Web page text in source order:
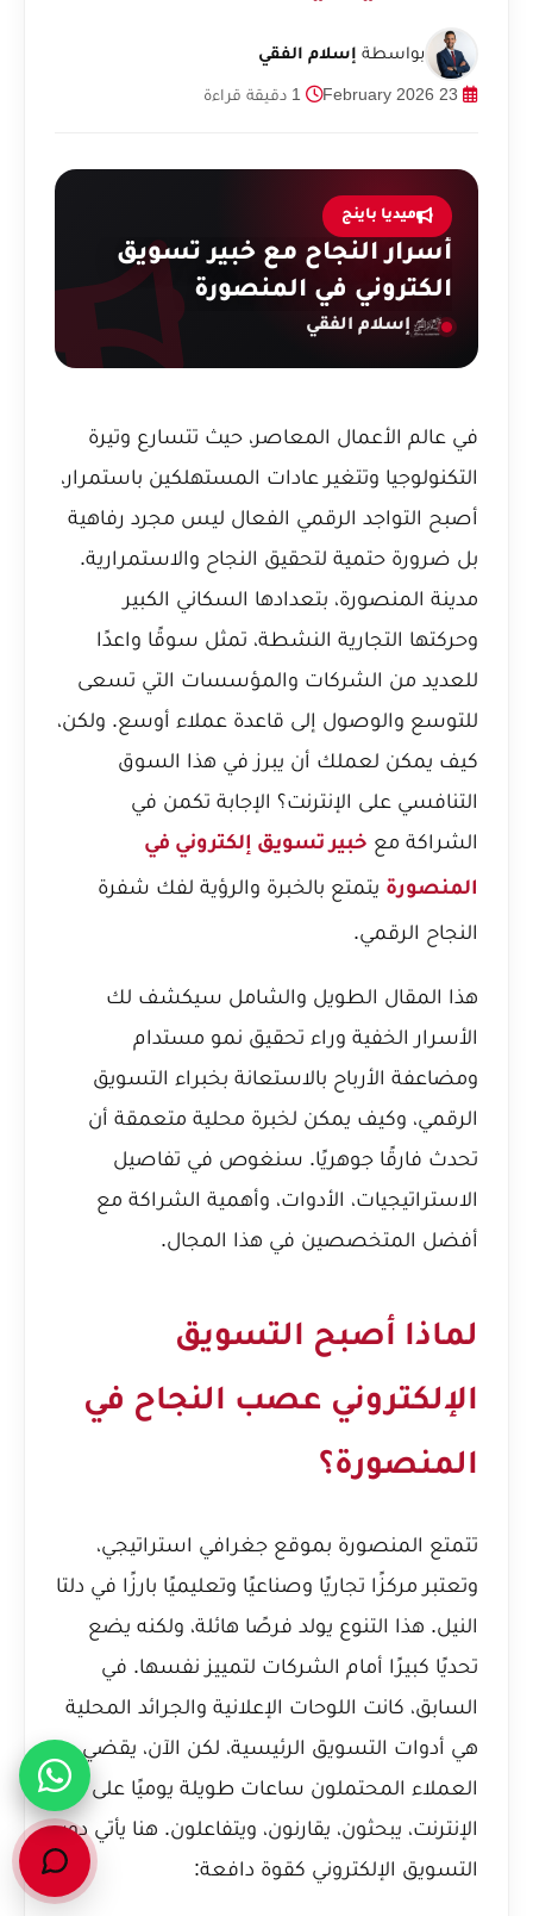
بواسطة إسلام الفقي
ميديا باينج
أسرار النجاح مع خبير تسويق
الكتروني في المنصورة
إسلام الفقي
في عالم الأعمال المعاصر، حيث تتسارع وتيرة
التكنولوجيا وتتغير عادات المستهلكين باستمرار،
أصبح التواجد الرقمي الفعال ليس مجرد رفاهية
بل ضرورة حتمية لتحقيق النجاح والاستمرارية.
مدينة المنصورة، بتعدادها السكاني الكبير
وحركتها التجارية النشطة، تمثل سوقًا واعدًا
للعديد من الشركات والمؤسسات التي تسعى
للتوسع والوصول إلى قاعدة عملاء أوسع. ولكن،
كيف يمكن لعملك أن يبرز في هذا السوق
التنافسي على الإنترنت؟ الإجابة تكمن في
الشراكة مع خبير تسويق إلكتروني في
المنصورة يتمتع بالخبرة والرؤية لفك شفرة
النجاح الرقمي.
هذا المقال الطويل والشامل سيكشف لك
الأسرار الخفية وراء تحقيق نمو مستدام
ومضاعفة الأرباح بالاستعانة بخبراء التسويق
الرقمي، وكيف يمكن لخبرة محلية متعمقة أن
تحدث فارقًا جوهريًا. سنغوص في تفاصيل
الاستراتيجيات، الأدوات، وأهمية الشراكة مع
أفضل المتخصصين في هذا المجال.
لماذا أصبح التسويق
الإلكتروني عصب النجاح في
المنصورة؟
تتمتع المنصورة بموقع جغرافي استراتيجي،
وتعتبر مركزًا تجاريًا وصناعيًا وتعليميًا بارزًا في دلتا
النيل. هذا التنوع يولد فرصًا هائلة، ولكنه يضع
تحديًا كبيرًا أمام الشركات لتمييز نفسها. في
السابق، كانت اللوحات الإعلانية والجرائد المحلية
هي أدوات التسويق الرئيسية، لكن الآن، يقضي
العملاء المحتملون ساعات طويلة يوميًا على
الإنترنت، يبحثون، يقارنون، ويتفاعلون. هنا يأتي دور
التسويق الإلكتروني كقوة دافعة: